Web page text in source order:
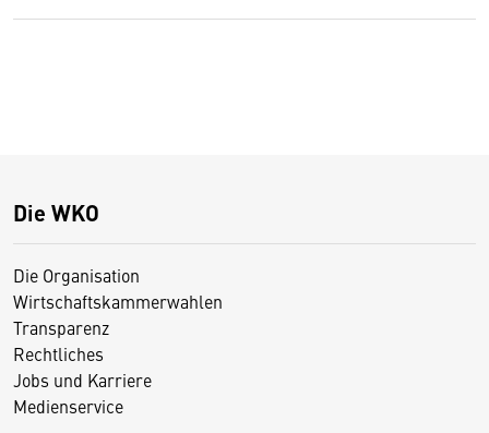
Die WKO
Die Organisation
Wirtschaftskammerwahlen
Transparenz
Rechtliches
Jobs und Karriere
Medienservice